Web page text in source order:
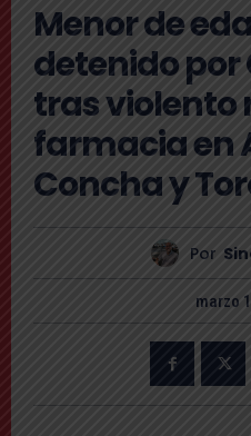
Menor de
detenido
tras violento
farmacia en
Concha y
Por
marzo